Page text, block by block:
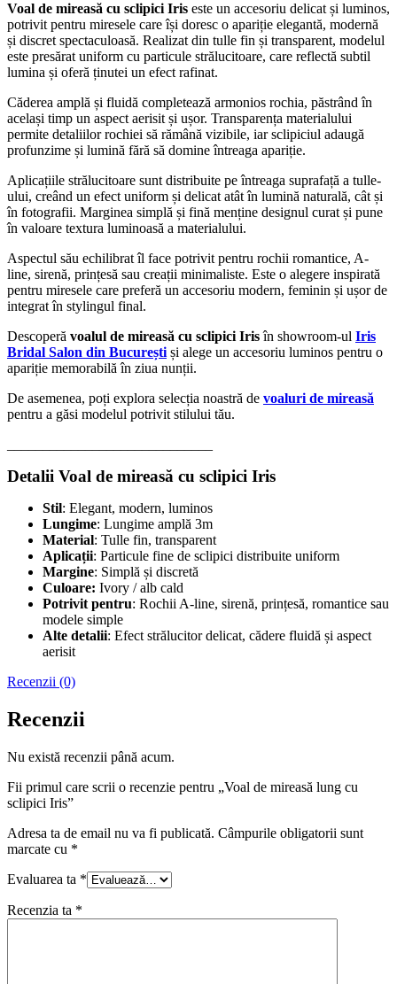
Voal de mireasă cu sclipici Iris este un accesoriu delicat și luminos,
potrivit pentru miresele care își doresc o apariție elegantă, modernă
și discret spectaculoasă. Realizat din tulle fin și transparent, modelul
este presărat uniform cu particule strălucitoare, care reflectă subtil
lumina și oferă ținutei un efect rafinat.
Căderea amplă și fluidă completează armonios rochia, păstrând în
același timp un aspect aerisit și ușor. Transparența materialului
permite detaliilor rochiei să rămână vizibile, iar sclipiciul adaugă
profunzime și lumină fără să domine întreaga apariție.
Aplicațiile strălucitoare sunt distribuite pe întreaga suprafață a tulle-
ului, creând un efect uniform și delicat atât în lumină naturală, cât și
în fotografii. Marginea simplă și fină menține designul curat și pune
în valoare textura luminoasă a materialului.
Aspectul său echilibrat îl face potrivit pentru rochii romantice, A-
line, sirenă, prințesă sau creații minimaliste. Este o alegere inspirată
pentru miresele care preferă un accesoriu modern, feminin și ușor de
integrat în stylingul final.
Descoperă voalul de mireasă cu sclipici Irisîn showroom-ul Iris
Bridal Salon din București și alege un accesoriu luminos pentru o
apariție memorabilă în ziua nunții.
De asemenea, poți explora selecția noastră de voaluri de mireasă
pentru a găsi modelul potrivit stilului tău.
Detalii Voal de mireasă cu sclipici Iris
Stil: Elegant, modern, luminos
Lungime: Lungime amplă 3m
Material: Tulle fin, transparent
Aplicații: Particule fine de sclipici distribuite uniform
Margine: Simplă și discretă
Culoare: Ivory / alb cald
Potrivit pentru: Rochii A-line, sirenă, prințesă, romantice sau
modele simple
Alte detalii: Efect strălucitor delicat, cădere fluidă și aspect
aerisit
Recenzii (0)
Recenzii
Nu există recenzii până acum.
Fii primul care scrii o recenzie pentru „Voal de mireasă lung cu
sclipici Iris”
Adresa ta de email nu va fi publicată. Câmpurile obligatorii sunt
marcate cu *
Evaluarea ta *
Recenzia ta *